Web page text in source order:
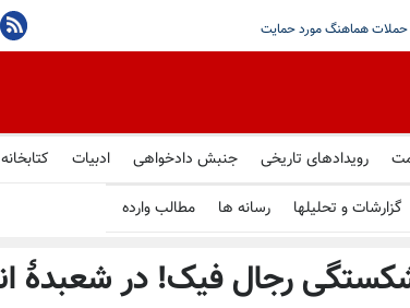
با حمایت سپاه برای حمله به
رویدادهای تاریخی جنبش دادخواهی ادبیات کتابخانه
گزارشات و تحلیلها رسانه ها مطالب وارده
رجال فیک! در شعبدهٔ